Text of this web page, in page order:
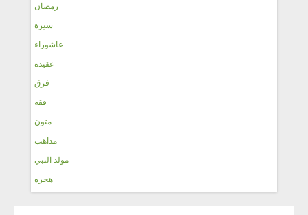
رمضان
سيرة
عاشوراء
عقيدة
فرق
فقه
متون
مذاهب
مولد النبي
هجره